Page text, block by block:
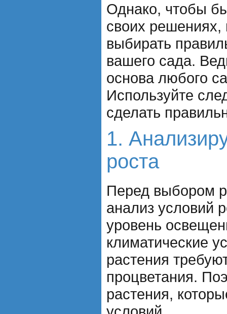
Однако, чтобы
своих решениях,
выбирать
вашего сада.
основа любого
Используйте
сделать
1.
роста
Перед выбором
анализ условий
уровень
климатические
растения
процветания.
растения,